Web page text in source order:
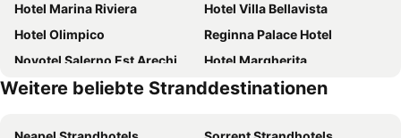
Hotel Marina Riviera
Hotel Villa Bellavista
Hotel Olimpico
Reginna Palace Hotel
Novotel Salerno Est Arechi
Hotel Margherita
Grand Hotel Salerno
Hotel Bellevue Suite
Weitere beliebte Stranddestinationen